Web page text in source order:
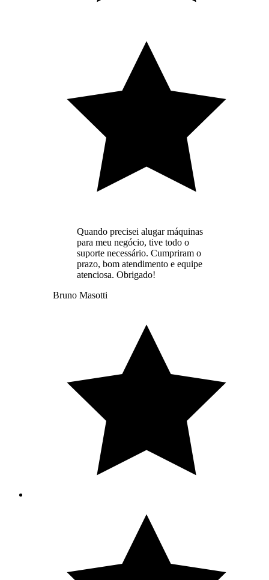
Quando precisei alugar máquinas
para meu negócio, tive todo o
suporte necessário. Cumpriram o
prazo, bom atendimento e equipe
atenciosa. Obrigado!
Bruno Masotti